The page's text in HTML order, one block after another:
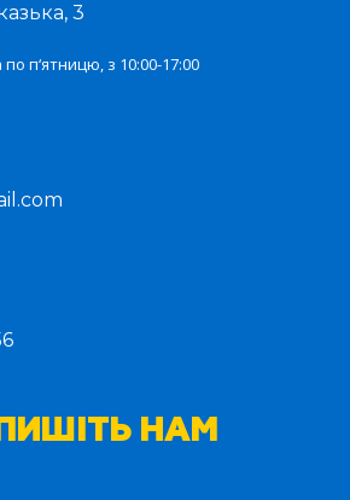
3
п‘ятницю, з 10:00-17:00
НАМ